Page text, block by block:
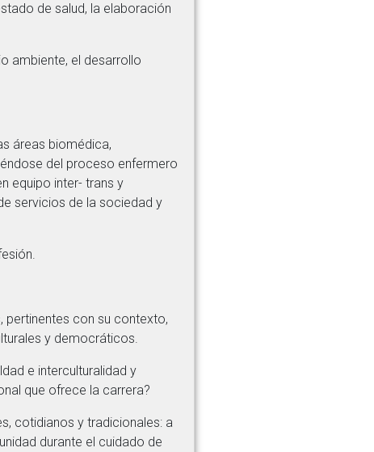
de salud, la elaboración
ambiente, el desarrollo
áreas biomédica,
del proceso enfermero
equipo inter- trans y
servicios de la sociedad y
con su contexto,
y democráticos.
e interculturalidad y
que ofrece la carrera?
y tradicionales: a
durante el cuidado de